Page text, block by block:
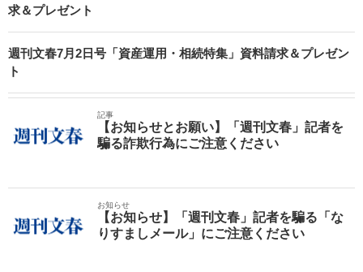
求＆プレゼント
週刊文春7月2日号「資産運用・相続特集」資料請求＆プレゼン
ト
記事
【お知らせとお願い】「週刊文春」記者を
騙る詐欺行為にご注意ください
お知らせ
【お知らせ】「週刊文春」記者を騙る「な
りすましメール」にご注意ください